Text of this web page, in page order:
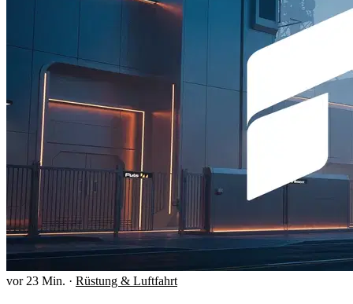
vor 23 Min. · Rüstung & Luftfahrt